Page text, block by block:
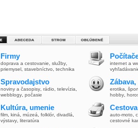
Firmy
doprava a cestovanie služby
priemysel stavebníctvo technika
Spravodajstvo
noviny a časopisy rádio televízia
webblogy počasie
Kultúra, umenie
film kiná múzeá folklór, divadlá
výstavy literatúra
internet a
erotika
hobby
auto-moto
cestovné